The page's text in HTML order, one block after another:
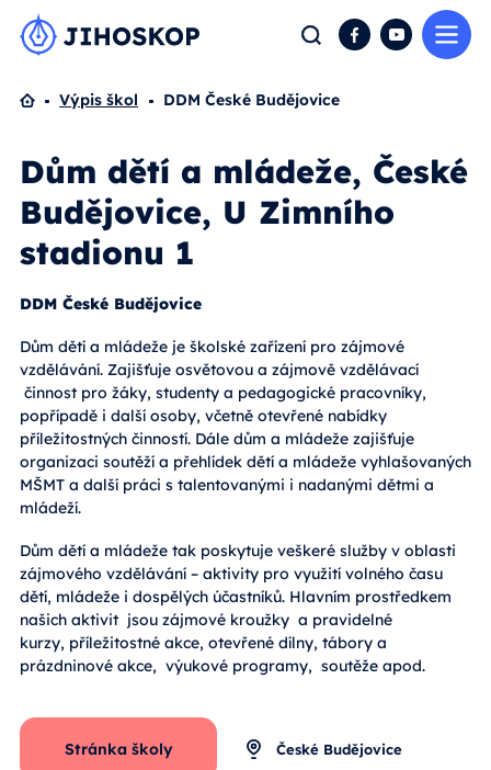
Hledat FacebookYouTube
Domů
Výpis škol DDM České Budějovice
Dům dětí a mládeže, České
Budějovice, U Zimního
stadionu 1
DDM České Budějovice
Dům dětí a mládeže je školské zařízení pro zájmové
vzdělávání. Zajišťuje osvětovou a zájmově vzdělávací
činnost pro žáky, studenty a pedagogické pracovníky,
popřípadě i další osoby, včetně otevřené nabídky
příležitostných činností. Dále dům a mládeže zajišťuje
organizaci soutěží a přehlídek dětí a mládeže vyhlašovaných
MŠMT a další práci s talentovanými i nadanými dětmi a
mládeží.
Dům dětí a mládeže tak poskytuje veškeré služby v oblasti
zájmového vzdělávání – aktivity pro využití volného času
dětí, mládeže i dospělých účastníků. Hlavním prostředkem
našich aktivit jsou zájmové kroužky a pravidelné
kurzy, příležitostné akce, otevřené dílny, tábory a
prázdninové akce, výukové programy, soutěže apod.
Stránka školy České Budějovice